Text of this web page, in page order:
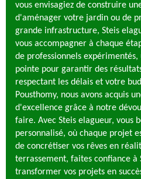
vous envisagiez de construire
d'aménager votre jardin ou de
grande infrastructure, Steis
vous accompagner à chaque
de professionnels
pointe pour garantir des
respectant les délais et votre
Pousthomy, nous avons acquis
d'excellence grâce à notre
faire. Avec Steis elagueur, vous
personnalisé, où chaque projet
de concrétiser vos rêves en
terrassement, faites confiance à
transformer vos projets en